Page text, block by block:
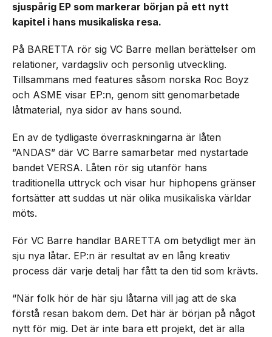
sjuspårig EP som markerar början på ett nytt
kapitel i hans musikaliska resa.
På BARETTA rör sig VC Barre mellan berättelser om
relationer, vardagsliv och personlig utveckling.
Tillsammans med features såsom norska Roc Boyz
och ASME visar EP:n, genom sitt genomarbetade
låtmaterial, nya sidor av hans sound.
En av de tydligaste överraskningarna är låten
”ANDAS” där VC Barre samarbetar med nystartade
bandet VERSA. Låten rör sig utanför hans
traditionella uttryck och visar hur hiphopens gränser
fortsätter att suddas ut när olika musikaliska världar
möts.
För VC Barre handlar BARETTA om betydligt mer än
sju nya låtar. EP:n är resultat av en lång kreativ
process där varje detalj har fått ta den tid som krävts.
“När folk hör de här sju låtarna vill jag att de ska
förstå resan bakom dem. Det här är början på något
nytt för mig. Det är inte bara ett projekt, det är alla